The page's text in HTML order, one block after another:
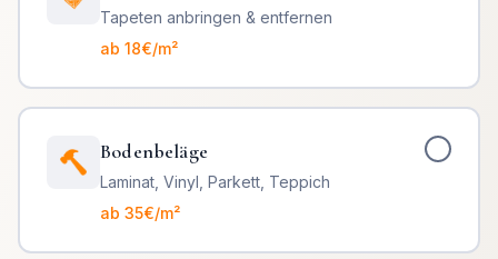
Tapeten anbringen & entfernen
ab 18€/m²
Bodenbeläge
Laminat, Vinyl, Parkett, Teppich
ab 35€/m²